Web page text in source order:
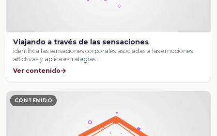
Viajando a través de las sensaciones
identifica las sensaciones corporales asociadas a las emociones
aflictivas y aplica estrategias …
Ver contenido
CONTENIDO